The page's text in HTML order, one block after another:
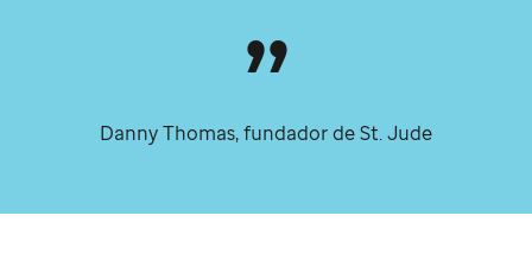
Danny Thomas, fundador deSt. Jude